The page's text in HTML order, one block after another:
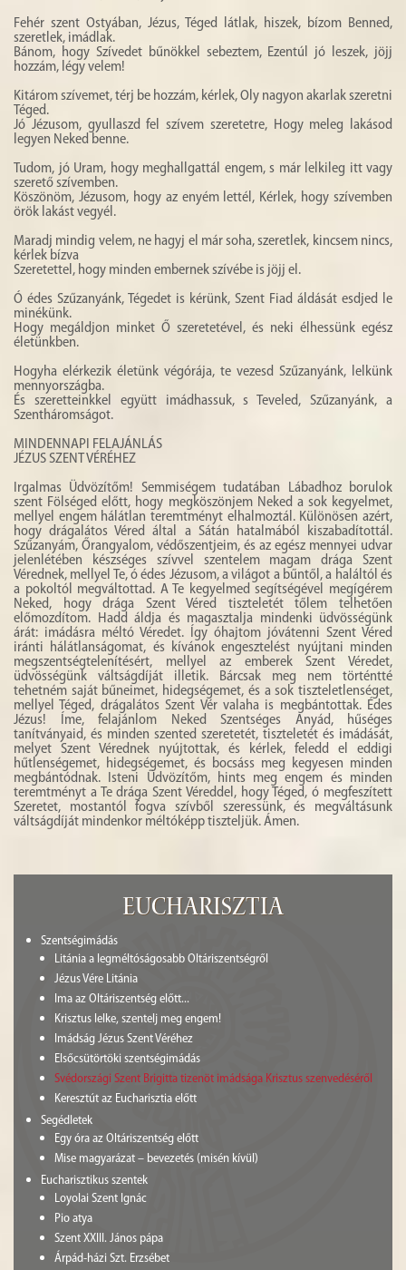
Fehér szent Ostyában, Jézus, Téged látlak, hiszek, bízom Benned,
szeretlek, imádlak.
Bánom, hogy Szívedet bűnökkel sebeztem, Ezentúl jó leszek, jöjj
hozzám, légy velem!
Kitárom szívemet, térj be hozzám, kérlek, Oly nagyon akarlak szeretni
Téged.
Jó Jézusom, gyullaszd fel szívem szeretetre, Hogy meleg lakásod
legyen Neked benne.
Tudom, jó Uram, hogy meghallgattál engem, s már lelkileg itt vagy
szerető szívemben.
Köszönöm, Jézusom, hogy az enyém lettél, Kérlek, hogy szívemben
örök lakást vegyél.
Maradj mindig velem, ne hagyj el már soha, szeretlek, kincsem nincs,
kérlek bízva
Szeretettel, hogy minden embernek szívébe is jöjj el.
Ó édes Szűzanyánk, Tégedet is kérünk, Szent Fiad áldását esdjed le
minékünk.
Hogy megáldjon minket Ő szeretetével, és neki élhessünk egész
életünkben.
Hogyha elérkezik életünk végórája, te vezesd Szűzanyánk, lelkünk
mennyországba.
És szeretteinkkel együtt imádhassuk, s Teveled, Szűzanyánk, a
Szentháromságot.
MINDENNAPI FELAJÁNLÁS
JÉZUS SZENT VÉRÉHEZ
Irgalmas Üdvözítőm! Semmiségem tudatában Lábadhoz borulok
szent Fölséged előtt, hogy megköszönjem Neked a sok kegyelmet,
mellyel engem hálátlan teremtményt elhalmoztál. Különösen azért,
hogy drágalátos Véred által a Sátán hatalmából kiszabadítottál.
Szűzanyám, Őrangyalom, védőszentjeim, és az egész mennyei udvar
jelenlétében készséges szívvel szentelem magam drága Szent
Vérednek, mellyel Te, ó édes Jézusom, a világot a bűntől, a haláltól és
a pokoltól megváltottad. A Te kegyelmed segítségével megígérem
Neked, hogy drága Szent Véred tiszteletét tőlem telhetően
előmozdítom. Hadd áldja és magasztalja mindenki üdvösségünk
árát: imádásra méltó Véredet. Így óhajtom jóvátenni Szent Véred
iránti hálátlanságomat, és kívánok engesztelést nyújtani minden
megszentségtelenítésért, mellyel az emberek Szent Véredet,
üdvösségünk váltságdíját illetik. Bárcsak meg nem történtté
tehetném saját bűneimet, hidegségemet, és a sok tiszteletlenséget,
mellyel Téged, drágalátos Szent Vér valaha is megbántottak. Édes
Jézus! Íme, felajánlom Neked Szentséges Anyád, hűséges
tanítványaid, és minden szented szeretetét, tiszteletét és imádását,
melyet Szent Vérednek nyújtottak, és kérlek, feledd el eddigi
hűtlenségemet, hidegségemet, és bocsáss meg kegyesen minden
megbántódnak. Isteni Üdvözítőm, hints meg engem és minden
teremtményt a Te drága Szent Véreddel, hogy Téged, ó megfeszített
Szeretet, mostantól fogva szívből szeressünk, és megváltásunk
váltságdíját mindenkor méltóképp tiszteljük. Ámen.
Eucharisztia
Szentségimádás
Litánia a legméltóságosabb Oltáriszentségről
Jézus Vére Litánia
Ima az Oltáriszentség előtt...
Krisztus lelke, szentelj meg engem!
Imádság Jézus Szent Véréhez
Elsőcsütörtöki szentségimádás
Svédországi Szent Brigitta tizenöt imádsága Krisztus szenvedéséről
Keresztút az Eucharisztia előtt
Segédletek
Egy óra az Oltáriszentség előtt
Mise magyarázat – bevezetés (misén kívül)
Eucharisztikus szentek
Loyolai Szent Ignác
Pio atya
Szent XXIII. János pápa
Árpád-házi Szt. Erzsébet